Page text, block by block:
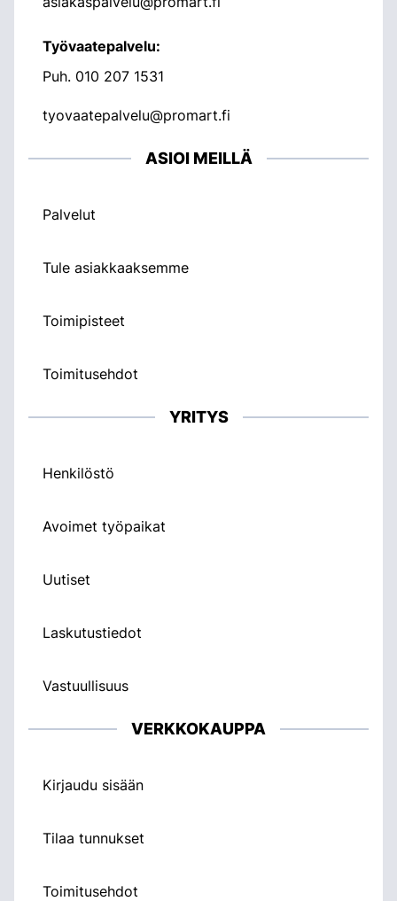
Työvaatepalvelu:
Puh. 010 207 1531
tyovaatepalvelu@promart.fi
ASIOI MEILLÄ
Palvelut
Tule asiakkaaksemme
Toimipisteet
Toimitusehdot
YRITYS
Henkilöstö
Avoimet työpaikat
Uutiset
Laskutustiedot
Vastuullisuus
VERKKOKAUPPA
Kirjaudu sisään
Tilaa tunnukset
Toimitusehdot